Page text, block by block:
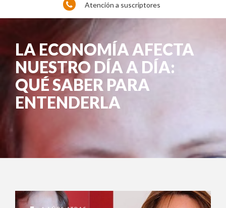
Atención a suscriptores
LA ECONOMÍA AFECTA
NUESTRO DÍA A DÍA:
QUÉ SABER PARA
ENTENDERLA